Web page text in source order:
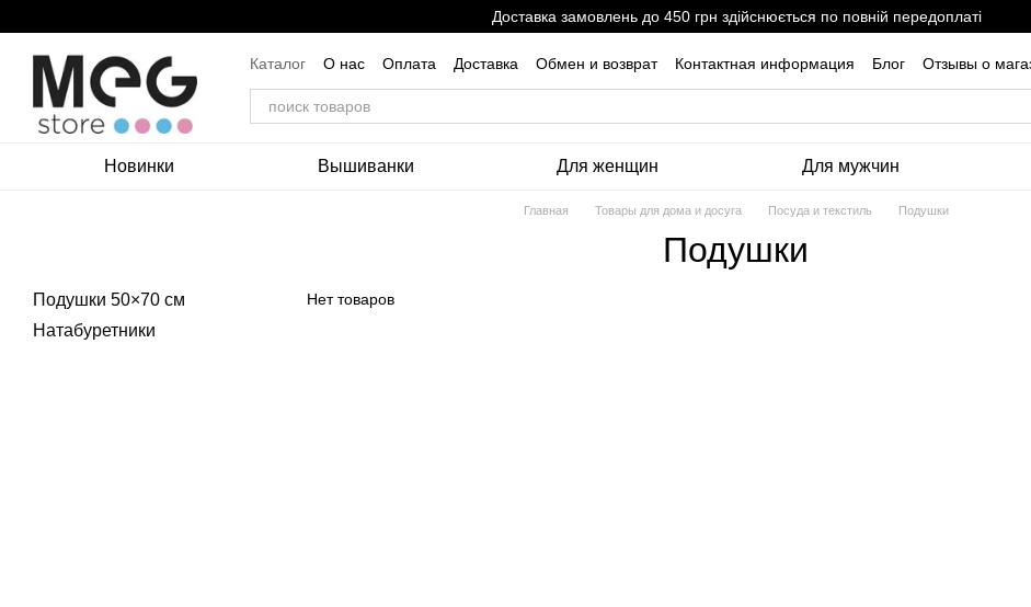
Доставка замовлень до 450 грн здійснюється по повній передоплаті
Каталог О нас Оплата Доставка Обмен и возврат Контактная информация Блог
Отзывы о
Пользовательское соглашение
Новинки Вышиванки Для женщин Для мужчин
Главная Товары для дома и досуга Посуда и текстиль Подушки
Подушки
Нет товаров
Подушки 50×70 см
Натабуретники